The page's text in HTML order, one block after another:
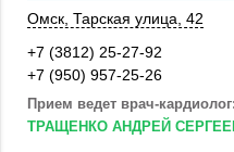
Омск Тарская улица, 42
+7 (3812) 25-27-92
+7 (950) 957-25-26
Прием ведет врач-кардиолог:
ТРАЩЕНКО АНДРЕЙ